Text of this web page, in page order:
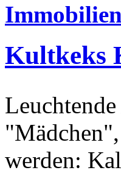
Immobilien
Kultkeks
werden: